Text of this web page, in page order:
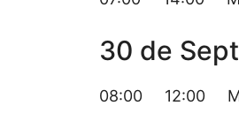
30 de
08:00 12:00